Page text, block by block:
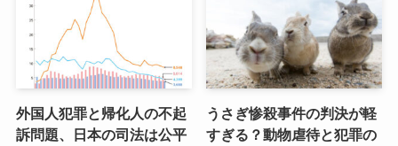
外国人犯罪と帰化人の不起
訴問題、日本の司法は公平
うさぎ惨殺事件の判決が軽
すぎる？動物虐待と犯罪の